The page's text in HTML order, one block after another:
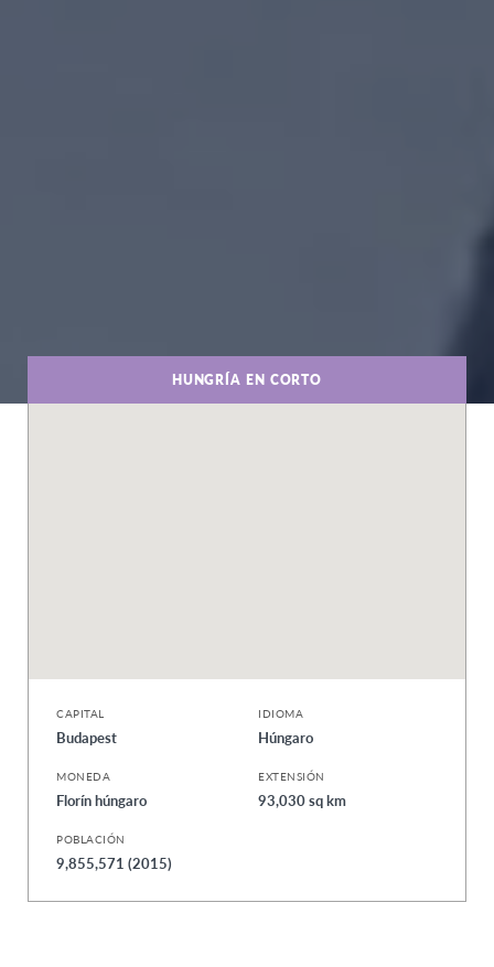
HUNGRÍA EN CORTO
CAPITAL
Budapest
IDIOMA
Húngaro
MONEDA
Florín húngaro
EXTENSIÓN
93,030 sq km
POBLACIÓN
9,855,571 (2015)